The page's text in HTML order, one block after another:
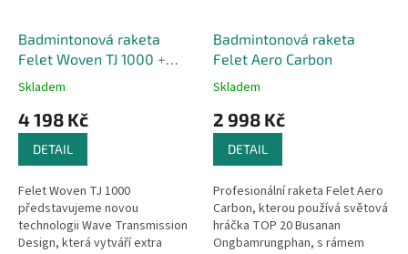
Badmintonová raketa
Felet Woven TJ 1000 +
Triko zdarma
Skladem
4 198 Kč
DETAIL
Felet Woven TJ 1000
představujeme novou
technologii Wave Transmission
Design, která vytváří extra
Badmintonová raketa
Felet Aero Carbon
Skladem
2 998 Kč
DETAIL
Profesionální raketa Felet Aero
Carbon, kterou používá světová
hráčka TOP 20 Busanan
Ongbamrungphan, s rámem